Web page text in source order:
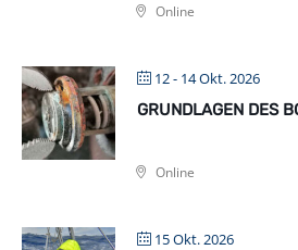
Online
12 - 14 Okt. 2026
GRUNDLAGEN DES
Online
15 Okt. 2026